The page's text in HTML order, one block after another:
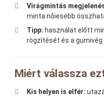
Virágmintás
minta nőiesebb
Tipp: használat előtt
rögzítését és a gumivég
Miért válassza
Kis helyen is elfér: